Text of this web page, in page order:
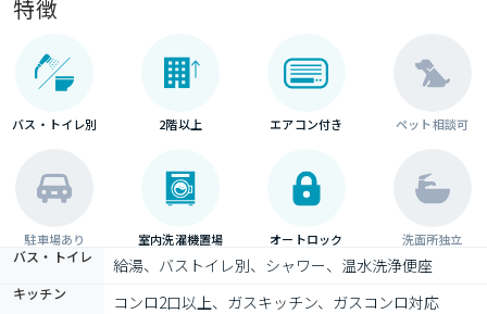
特徴
バス・トイレ別 2階以上 エアコン付き ペット相談可
駐車場あり 室内洗濯機置場 オートロック 洗面所独立
バス・トイレ 給湯、バストイレ別、シャワー、温水洗浄便座
キッチン コンロ2口以上、ガスキッチン、ガスコンロ対応